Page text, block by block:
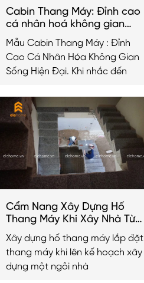
Cabin Thang Máy: Đỉnh cao
cá nhân hoá không gian
sống hiện đại
Mẫu Cabin Thang Máy : Đỉnh
Cao Cá Nhân Hóa Không Gian
Sống Hiện Đại. Khi nhắc đến
Cẩm Nang Xây Dựng Hố
Thang Máy Khi Xây Nhà Từ
A-Z
Xây dựng hố thang máy lắp đặt
thang máy khi lên kế hoạch xây
dựng một ngôi nhà